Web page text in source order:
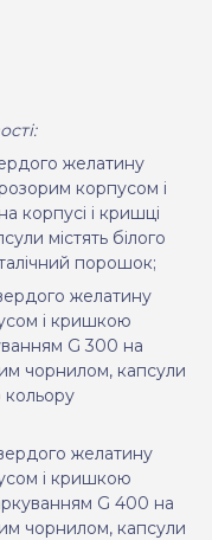
желатину
корпусом і
корпусі і кришці
містять білого
порошок;
желатину
і кришкою
G 300 на
чорнилом, капсули
кольору
желатину
і кришкою
G 400 на
чорнилом, капсули